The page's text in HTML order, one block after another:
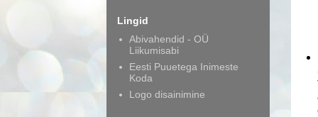
Lingid
Abivahendid - OÜ
Liikumisabi
Eesti Puuetega Inimeste
Koda
Logo disainimine